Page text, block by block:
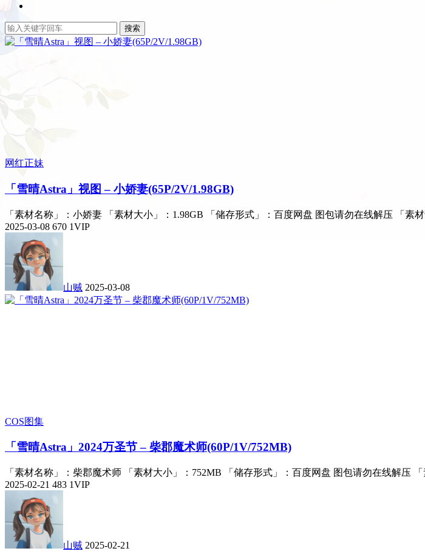
搜索
网红正妹
「雪晴Astra」视图 – 小娇妻(65P/2V/1.98GB)
「素材名称」：小娇妻 「素材大小」：1.98GB 「储存形式」：百度网盘 图包请勿在线解压 「
2025-03-08 670 1VIP
山贼 2025-03-08
COS图集
「雪晴Astra」2024万圣节 – 柴郡魔术师(60P/1V/752MB)
「素材名称」：柴郡魔术师 「素材大小」：752MB 「储存形式」：百度网盘 图包请勿在线解压
2025-02-21 483 1VIP
山贼 2025-02-21